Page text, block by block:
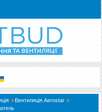
Вентиляція Aerostar